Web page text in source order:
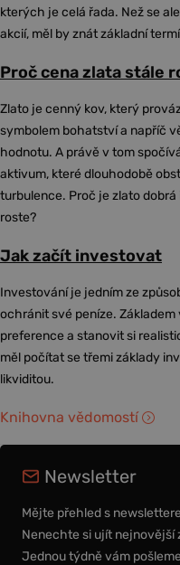
kterých je celá řada. Než se
akcií, měl by znát základní
Proč cena zlata stále
Zlato je cenný kov, který
symbolem bohatství a napříč
hodnotu. A právě v tom
aktivum, které dlouhodobě
turbulence. Proč je zlato
roste?
Jak začít investovat
Investování je jedním ze
ochránit své peníze.
preference a stanovit si
měl počítat se třemi základy
likviditou.
Knihovna vědomostí
Newsletter
Mějte přehled s
Nenechte si ujít nejnovější
Jednou týdně vám